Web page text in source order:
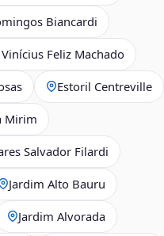
Biancardi
Feliz Machado
Estoril Centreville
Mirim
Salvador Filardi
Jardim Alto Bauru
Jardim Alvorada